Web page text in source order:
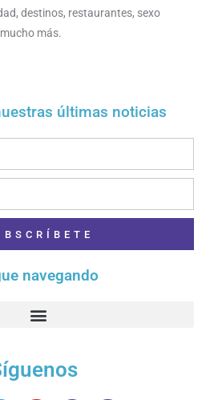
destinos, restaurantes, sexo
más.
últimas noticias
navegando